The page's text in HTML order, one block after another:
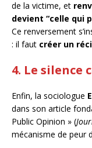
de la victime, et
devient “celle qui
Ce renversement
: il faut créer un
4. Le
Enfin, la sociologue
dans son article
Public Opinion » (
mécanisme de peur